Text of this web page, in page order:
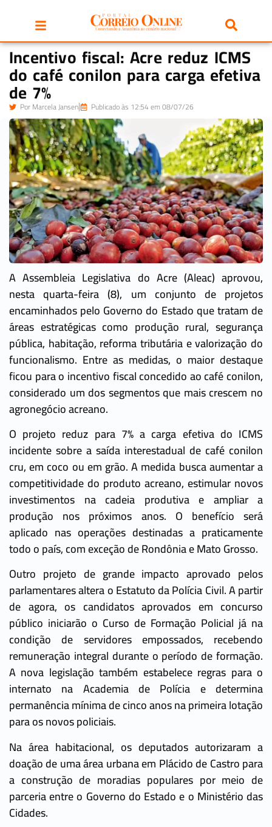
Incentivo fiscal: Acre reduz ICMS
do café conilon para carga efetiva
de 7%
PorMarcela Jansen Publicado às 12:54 em 08/07/26
A Assembleia Legislativa do Acre (Aleac) aprovou,
nesta quarta-feira (8), um conjunto de projetos
encaminhados pelo Governo do Estado que tratam de
áreas estratégicas como produção rural, segurança
pública, habitação, reforma tributária e valorização do
funcionalismo. Entre as medidas, o maior destaque
ficou para o incentivo fiscal concedido ao café conilon,
considerado um dos segmentos que mais crescem no
agronegócio acreano.
O projeto reduz para 7% a carga efetiva do ICMS
incidente sobre a saída interestadual de café conilon
cru, em coco ou em grão. A medida busca aumentar a
competitividade do produto acreano, estimular novos
investimentos na cadeia produtiva e ampliar a
produção nos próximos anos. O benefício será
aplicado nas operações destinadas a praticamente
todo o país, com exceção de Rondônia e Mato Grosso.
Outro projeto de grande impacto aprovado pelos
parlamentares altera o Estatuto da Polícia Civil. A partir
de agora, os candidatos aprovados em concurso
público iniciarão o Curso de Formação Policial já na
condição de servidores empossados, recebendo
remuneração integral durante o período de formação.
A nova legislação também estabelece regras para o
internato na Academia de Polícia e determina
permanência mínima de cinco anos na primeira lotação
para os novos policiais.
Na área habitacional, os deputados autorizaram a
doação de uma área urbana em Plácido de Castro para
a construção de moradias populares por meio de
parceria entre o Governo do Estado e o Ministério das
Cidades.